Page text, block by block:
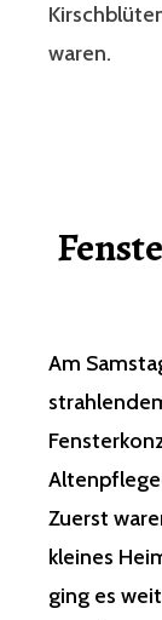
waren.
Am
Zuerst
kleines
ging es